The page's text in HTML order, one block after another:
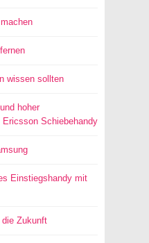
wissen sollten
hoher
Schiebehandy
Einstiegshandy mit
die Zukunft